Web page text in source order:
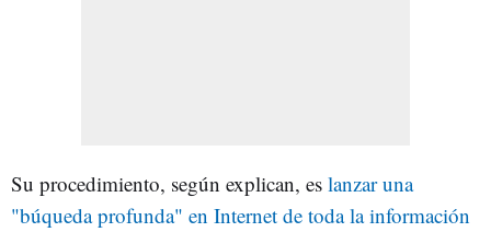
Su procedimiento, según explican, es lanzar una
"búqueda profunda" en Internet de toda la información